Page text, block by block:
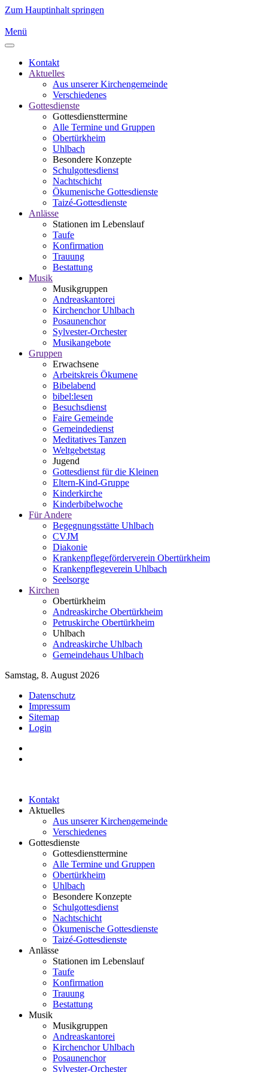
Zum Hauptinhalt springen
Menü
Kontakt
Aktuelles
Aus unserer Kirchengemeinde
Verschiedenes
Gottesdienste
Gottesdiensttermine
Alle Termine und Gruppen
Obertürkheim
Uhlbach
Besondere Konzepte
Schulgottesdienst
Nachtschicht
Ökumenische Gottesdienste
Taizé-Gottesdienste
Anlässe
Stationen im Lebenslauf
Taufe
Konfirmation
Trauung
Bestattung
Musik
Musikgruppen
Andreaskantorei
Kirchenchor Uhlbach
Posaunenchor
Sylvester-Orchester
Musikangebote
Gruppen
Erwachsene
Arbeitskreis Ökumene
Bibelabend
bibel:lesen
Besuchsdienst
Faire Gemeinde
Gemeindedienst
Meditatives Tanzen
Weltgebetstag
Jugend
Gottesdienst für die Kleinen
Eltern-Kind-Gruppe
Kinderkirche
Kinderbibelwoche
Für Andere
Begegnungsstätte Uhlbach
CVJM
Diakonie
Krankenpflegeförderverein Obertürkheim
Krankenpflegeverein Uhlbach
Seelsorge
Kirchen
Obertürkheim
Andreaskirche Obertürkheim
Petruskirche Obertürkheim
Uhlbach
Andreaskirche Uhlbach
Gemeindehaus Uhlbach
Samstag, 8. August 2026
Datenschutz
Impressum
Sitemap
Login
Kontakt
Aktuelles
Aus unserer Kirchengemeinde
Verschiedenes
Gottesdienste
Gottesdiensttermine
Alle Termine und Gruppen
Obertürkheim
Uhlbach
Besondere Konzepte
Schulgottesdienst
Nachtschicht
Ökumenische Gottesdienste
Taizé-Gottesdienste
Anlässe
Stationen im Lebenslauf
Taufe
Konfirmation
Trauung
Bestattung
Musik
Musikgruppen
Andreaskantorei
Kirchenchor Uhlbach
Posaunenchor
Sylvester-Orchester